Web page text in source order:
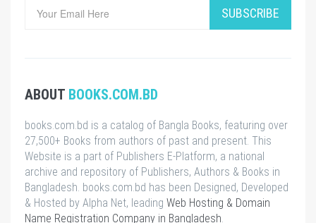
SUBSCRIBE
ABOUT BOOKS.COM.BD
books.com.bd is a catalog of Bangla Books, featuring over
27,500+ Books from authors of past and present. This
Website is a part of Publishers E-Platform, a national
archive and repository of Publishers, Authors & Books in
Bangladesh. books.com.bd has been Designed, Developed
& Hosted by Alpha Net, leading Web Hosting & Domain
Name Registration Company in Bangladesh